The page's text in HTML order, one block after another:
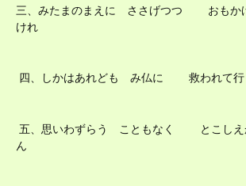
三、みたまのまえに ささげつつ おもか
けれ
四、しかはあれども み仏に 救われて
五、思いわずらう こともなく とこしえ
ん